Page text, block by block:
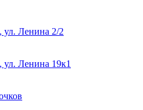
ул. Ленина 2/2
ул. Ленина 19к1